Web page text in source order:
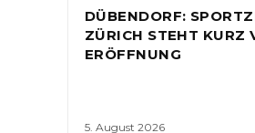
DÜBENDORF:
ZÜRICH STEHT KURZ
ERÖFFNUNG
5. August 2026